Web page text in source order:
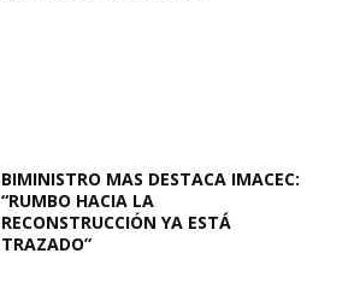
BIMINISTRO MAS DESTACA IMACEC:
“RUMBO HACIA LA
RECONSTRUCCIÓN YA ESTÁ
TRAZADO”